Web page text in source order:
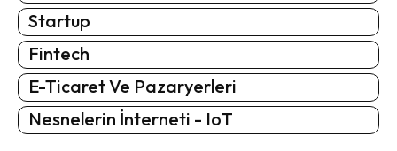
Startup
Fintech
E-Ticaret Ve Pazaryerleri
Nesnelerin İnterneti - IoT